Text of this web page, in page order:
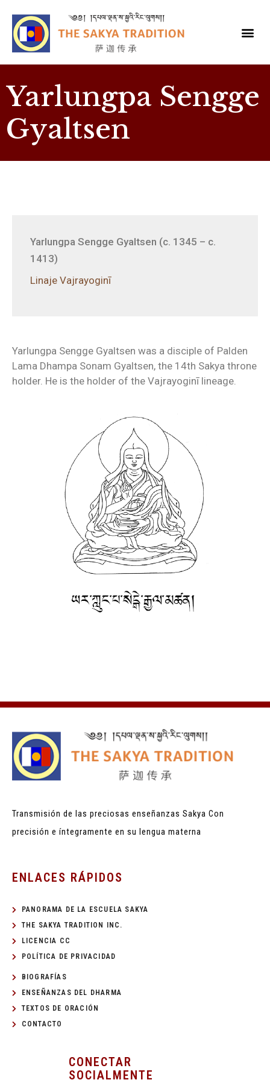
Yarlungpa Sengge
Gyaltsen
Yarlungpa Sengge Gyaltsen (c. 1345 – c.
1413)
Linaje Vajrayoginī
Yarlungpa Sengge Gyaltsen was a disciple of Palden
Lama Dhampa Sonam Gyaltsen, the 14th Sakya throne
holder. He is the holder of the Vajrayoginī lineage.
Transmisión de las preciosas enseñanzas Sakya Con
precisión e íntegramente en su lengua materna
ENLACES RÁPIDOS
PANORAMA DE LA ESCUELA SAKYA
THE SAKYA TRADITION INC.
LICENCIA CC
POLÍTICA DE PRIVACIDAD
BIOGRAFÍAS
ENSEÑANZAS DEL DHARMA
TEXTOS DE ORACIÓN
CONTACTO
CONECTAR
SOCIALMENTE